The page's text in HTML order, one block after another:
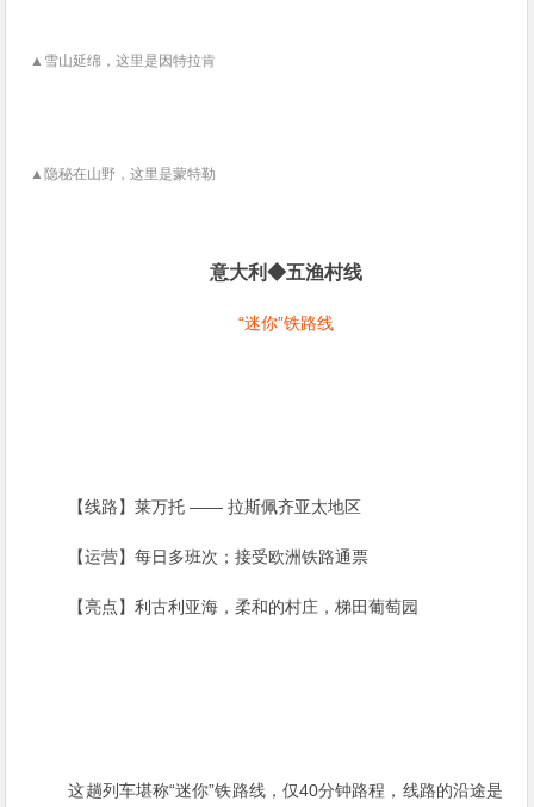
▲雪山延绵，这里是因特拉肯
▲ 隐秘在山野，这里是蒙特勒
意大利◆五渔村线
“迷你”铁路线
【线路】莱万托 —— 拉斯佩齐亚太地区
【运营】每日多班次；接受欧洲铁路通票
【亮点】利古利亚海，柔和的村庄，梯田葡萄园
这趟列车堪称“迷你”铁路线，仅40分钟路程， 线路的沿途是